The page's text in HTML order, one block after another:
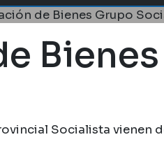
de Bienes Grupo
Socialista vienen